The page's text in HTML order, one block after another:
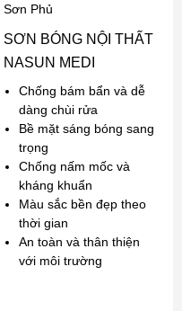
Sơn Phủ
SƠN BÓNG NỘI THẤT
NASUN MEDI
Chống bám bẩn và dễ
dàng chùi rửa
Bề mặt sáng bóng sang
trọng
Chống nấm mốc và
kháng khuẩn
Màu sắc bền đẹp theo
thời gian
An toàn và thân thiện
với môi trường